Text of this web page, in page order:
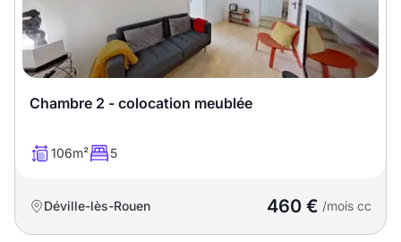
Chambre 2 - colocation meublée
106m² 5
Déville-lès-Rouen 460 € /mois cc